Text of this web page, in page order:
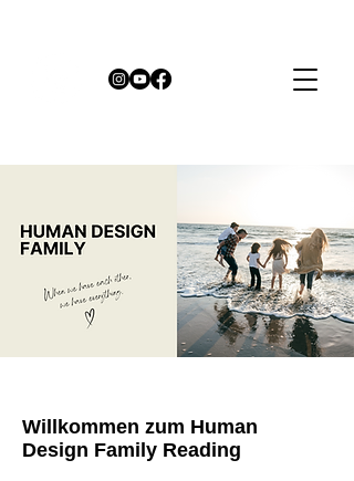
Willkommen zum Human
Design Family Reading